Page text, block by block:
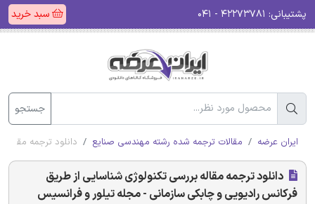
پشتیبانی: سبد خرید
جستجو
ایران عرضه مقالات ترجمه شده رشته مهندسی صنایع دانلود ترجمه
دانلود ترجمه مقاله بررسی تکنولوژی شناسایی از طریق
فرکانس رادیویی و چابکی سازمانی - مجله تیلور و فرانسیس